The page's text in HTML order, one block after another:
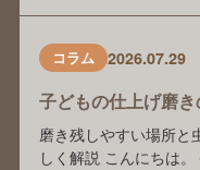
院でフッ素を塗ってい
き剤を使った方がいい
が多くて、どれを選べ
ご相談を、保護者の方
コラム 2026.07.29
子どもの仕上げ磨
磨き残しやすい場所と
しく解説 こんにちは